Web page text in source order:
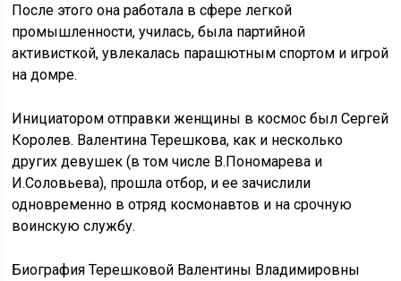
После этого она работала в сфере легкой
промышленности, училась, была партийной
активисткой, увлекалась парашютным спортом и игрой
на домре.
Инициатором отправки женщины в космос был Сергей
Королев. Валентина Терешкова, как и несколько
других девушек (в том числе В.Пономарева и
И.Соловьева), прошла отбор, и ее зачислили
одновременно в отряд космонавтов и на срочную
воинскую службу.
Биография Терешковой Валентины Владимировны